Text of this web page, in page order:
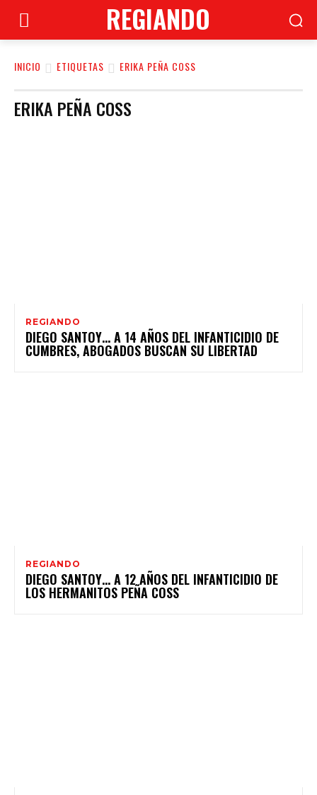
REGIANDO
INICIO ETIQUETAS ERIKA PEÑA COSS
ERIKA PEÑA COSS
REGIANDO
DIEGO SANTOY… A 14 AÑOS DEL INFANTICIDIO DE
CUMBRES, ABOGADOS BUSCAN SU LIBERTAD
REGIANDO
DIEGO SANTOY… A 12 AÑOS DEL INFANTICIDIO DE
LOS HERMANITOS PEÑA COSS